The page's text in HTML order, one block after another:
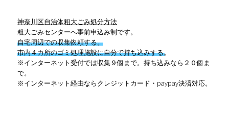
神奈川区自治体粗大ごみ処分方法
粗大ごみセンターへ事前申込み制です。
自宅周辺での収集依頼する。
市内４カ所のゴミ処理施設に自分で持ち込みする。
※インターネット受付では収集９個まで。持ち込みなら２０個ま
で。
※インターネット経由ならクレジットカード・paypay決済対応。